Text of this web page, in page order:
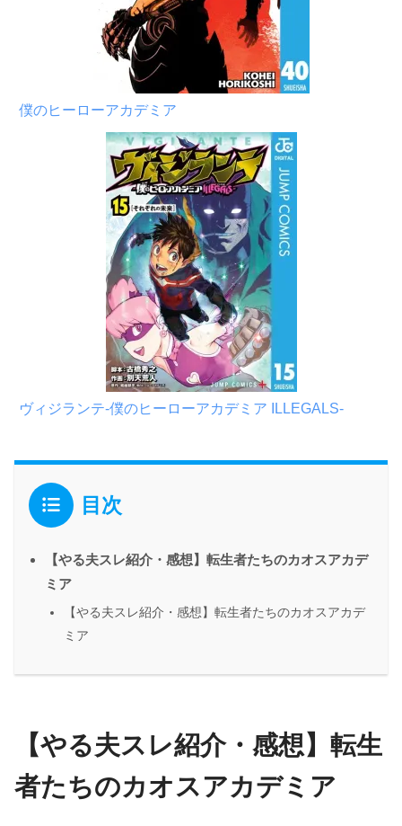
僕のヒーローアカデミア
ヴィジランテ-僕のヒーローアカデミア ILLEGALS-
目次
【やる夫スレ紹介・感想】転生者たちのカオスアカデ
ミア
【やる夫スレ紹介・感想】転生者たちのカオスアカデ
ミア
【やる夫スレ紹介・感想】転生
者たちのカオスアカデミア